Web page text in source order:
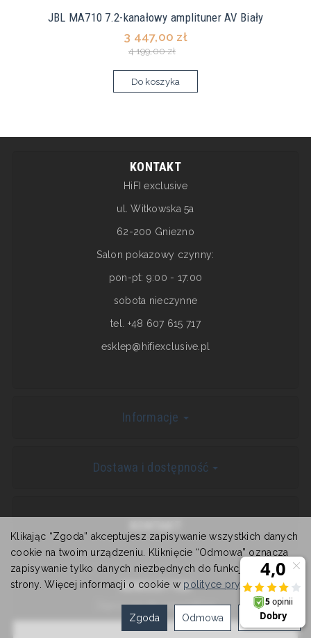
JBL MA710 7.2-kanałowy amplituner AV Biały
3 447,00 zł
4 199,00 zł
Do koszyka
KONTAKT
HiFI exclusive
ul. Witkowska 5a
62-200 Gniezno
Salon pokazowy czynny:
pon-pt: 9:00 - 17:00
sobota nieczynne
tel. +48 607 615 717
esklep@hifiexclusive.pl
Informacje
Dostawa i dostępność
NEWSLETTER
Zapisz się do newslettera
Klikając “Zgoda” akceptujesz zapisywanie wszystkich danych
cookie na twoim urządzeniu. Kliknięcie “Odmowa” oznacza
zapisywanie tylko danych niezbędnych do funkcjonowania
strony. Więcej informacji o cookie w polityce prywatności.
Ustawienia
Odmowa
Zgoda